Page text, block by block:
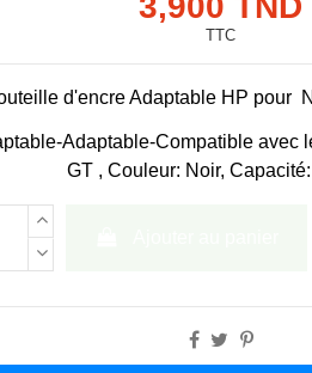
TTC
d'encre Adaptable HP pour
-Adaptable-Compatible avec
GT , Couleur: Noir,